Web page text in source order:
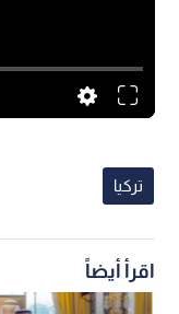
تركيا
اقرأ أيضاً